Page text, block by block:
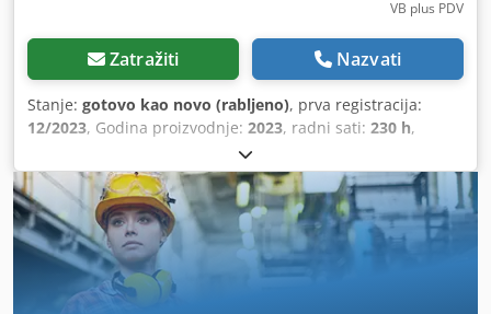
VB plus PDV
Zatražiti Nazvati
Stanje: gotovo kao novo (rabljeno), prva registracija:
12/2023, Godina proizvodnje: 2023, radni sati: 230 h,
Hidraulički hladnjak ulja Zaštita crijeva visokih performansi
LED svjetlo na grani Brzomjenjač MS01 Serijska oprema
stroja Širina: 710 mm / 1.100 mm izvučeno 180 mm
gumene gusjenice Chedpex Tn Upefx Abwsa Dvostruko
djelujuća dodatna hidraulika Dvije brzine vožnje CE
certifikat Ova ponuda nije obvezujuća, bez jamstva za
detalje opreme. Pogreške, izmjene i međuprodaja su